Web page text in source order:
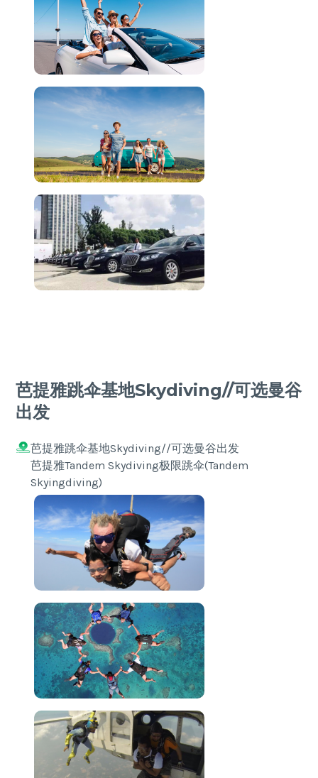
芭提雅跳伞基地Skydiving//可选曼谷
出发
芭提雅跳伞基地Skydiving//可选曼谷出发
芭提雅Tandem Skydiving极限跳伞(Tandem
Skyingdiving)